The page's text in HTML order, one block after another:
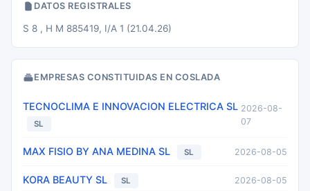
DATOS REGISTRALES
S 8 , H M 885419, I/A 1 (21.04.26)
EMPRESAS CONSTITUIDAS EN COSLADA
TECNOCLIMA E INNOVACION ELECTRICA SL
SL
2026-08-
07
MAX FISIO BY ANA MEDINA SL SL 2026-08-05
KORA BEAUTY SL SL 2026-08-05